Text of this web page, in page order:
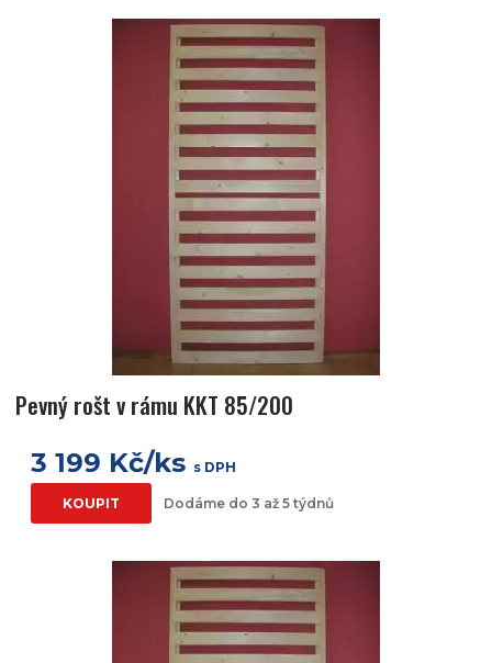
Pevný rošt v rámu KKT 85/200
3 199 Kč/ks s DPH
KOUPIT Dodáme do 3 až 5 týdnů